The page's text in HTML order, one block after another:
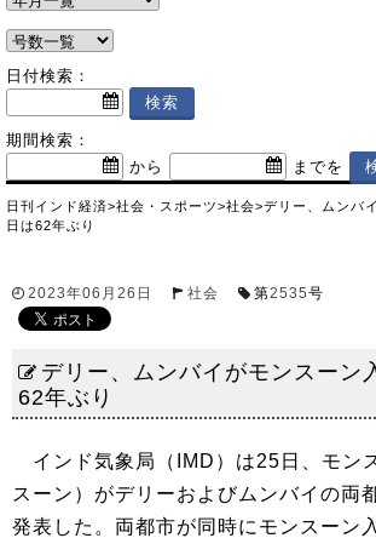
日付検索：
期間検索：
から
までを
日刊インド経済>社会・スポーツ>社会>デリー、ムンバ
日は62年ぶり
2023年06月26日 社会 第2535号
デリー、ムンバイがモンスーン
62年ぶり
インド気象局（IMD）は25日、モン
スーン）がデリーおよびムンバイの両
発表した。両都市が同時にモンスーン